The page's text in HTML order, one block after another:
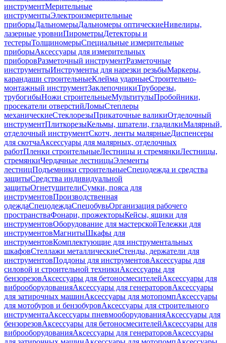
инструментМерительные
инструментыЭлектроизмерительные
приборыДальномерыДальномеры оптическиеНивелиры,
лазерные уровниПирометрыДетекторы и
тестерыТолщиномерыСпециальные измерительные
приборыАксессуары для измерительных
приборовРазметочный инструментРазметочные
инструментыИнструменты для нарезки резьбыМаркеры,
карандаши строительныеКлейма ударныеСтроительно-
монтажный инструментЗаклепочникиТруборезы,
трубогибыНожи строительныеМультитулыПробойники,
просекатели отверстийЛомыСтеплеры
механическиеСтеклорезыПрикаточные валикиОтделочный
инструментПлиткорезыКельмы, шпатели, гладилкиМалярный,
отделочный инструментСкотч, ленты малярныеДиспенсеры
для скотчаАксессуары для малярных, отделочных
работПленки строительныеЛестницы и стремянкиЛестницы,
стремянкиЧердачные лестницыЭлементы
лестницПодъемники строительныеСпецодежда и средства
защитыСредства индивидуальной
защитыОгнетушителиСумки, пояса для
инструментовПроизводственная
одеждаСпецодеждаСпецобувьОрганизация рабочего
пространстваФонари, прожекторыКейсы, ящики для
инструментовОборудование для мастерскойТележки для
инструментовМагнитыШкафы для
инструментовКомплектующие для инструментальных
шкафовСтеллажи металлическиеСтенды, держатели для
инструментовПоддоны для инструментовАксессуары для
силовой и строительной техникиАксессуары для
бензорезовАксессуары для бетоносмесителейАксессуары для
виброоборудованияАксессуары для генераторовАксессуары
для затирочных машинАксессуары для мотопомпАксессуары
для мотобуров и бензобуровАксессуары для строительного
инструментаАксессуары пневмооборудованияАксессуары для
бензорезовАксессуары для бетоносмесителейАксессуары для
виброоборудованияАксессуары для генераторовАксессуары